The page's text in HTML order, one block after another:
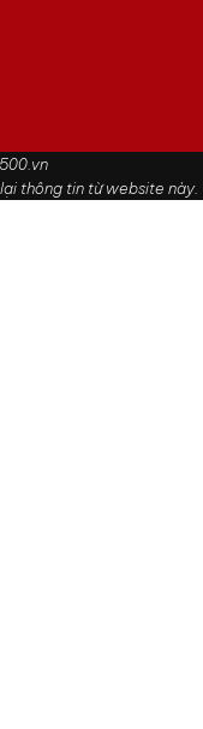
thông tin từ website này.